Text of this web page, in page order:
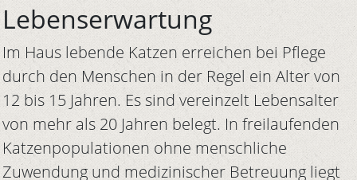
Lebenserwartung
Im Haus lebende Katzen erreichen bei Pflege
durch den Menschen in der Regel ein Alter von
12 bis 15 Jahren. Es sind vereinzelt Lebensalter
von mehr als 20 Jahren belegt. In freilaufenden
Katzenpopulationen ohne menschliche
Zuwendung und medizinischer Betreuung liegt